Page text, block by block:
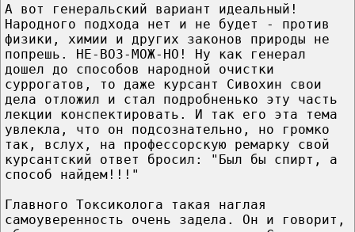
А вот генеральский вариант идеальный!
Народного подхода нет и не будет - против
физики, химии и других законов природы не
попрешь. НЕ-ВОЗ-МОЖ-НО! Ну как генерал
дошел до способов народной очистки
суррогатов, то даже курсант Сивохин свои
дела отложил и стал подробненько эту часть
лекции конспектировать. И так его эта тема
увлекла, что он подсознательно, но громко
так, вслух, на профессорскую ремарку свой
курсантский ответ бросил: "Был бы спирт, а
способ найдем!!!"
Главного Токсиколога такая наглая
самоуверенность очень задела. Он и говорит,